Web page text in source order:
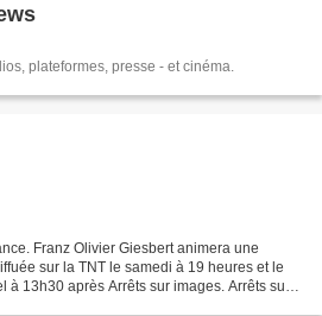
plateformes, presse - et cinéma.
Franz Olivier Giesbert animera une
sur la TNT le samedi à 19 heures et le
à 13h30 après Arrêts sur images. Arrêts sur